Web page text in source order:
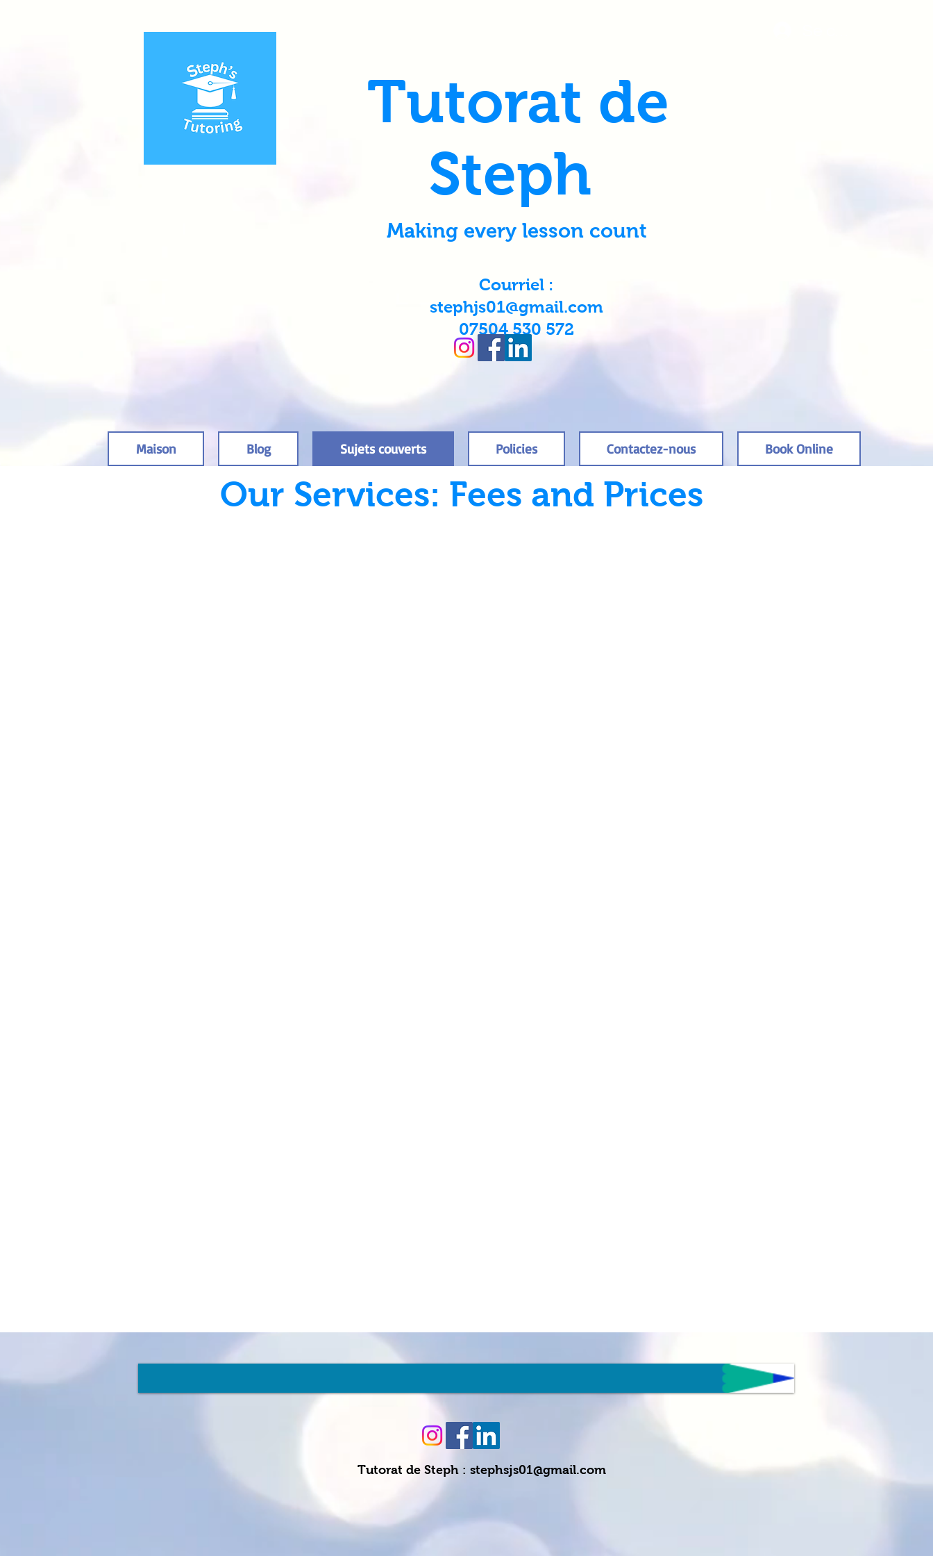
Tutorat de
Steph
Making every lesson count
Courriel :
stephjs01@gmail.com
07504 530 572
Maison Blog Sujets couverts Policies Contactez-nous Book Online
Our Services: Fees and Prices
Tutorat de Steph : stephsjs01@gmail.com